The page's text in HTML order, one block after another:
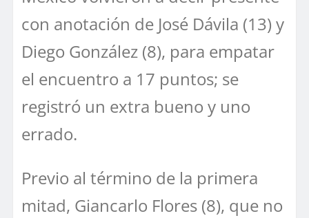
con anotación de José Dávila (13) y
Diego González (8), para empatar
el encuentro a 17 puntos; se
registró un extra bueno y uno
errado.
Previo al término de la primera
mitad, Giancarlo Flores (8), que no